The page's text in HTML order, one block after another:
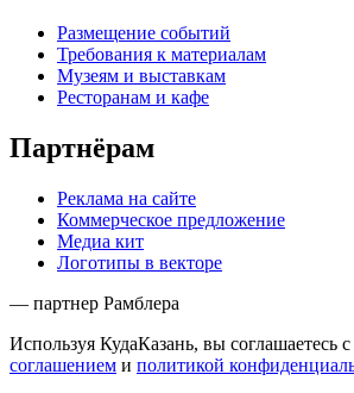
Размещение событий
Требования к материалам
Музеям и выставкам
Ресторанам и кафе
Партнёрам
Реклама на сайте
Коммерческое предложение
Медиа кит
Логотипы в векторе
— партнер Рамблера
Используя КудаКазань, вы соглашаетесь с
соглашением и политикой